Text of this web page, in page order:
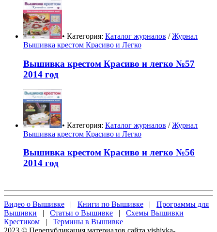
• Категория: Каталог журналов /Журнал
Вышивка крестом Красиво и Легко
Вышивка крестом Красиво и легко №57
2014 год
• Категория: Каталог журналов /Журнал
Вышивка крестом Красиво и Легко
Вышивка крестом Красиво и легко №56
2014 год
Видео о Вышивке | Книги по Вышивке | Программы для
Вышивки | Статьи о Вышивке | Схемы Вышивки
Крестиком | Термины в Вышивке